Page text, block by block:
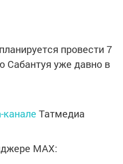
провести 7
Сабантуя уже давно в
канале Татмедиа
MАХ: